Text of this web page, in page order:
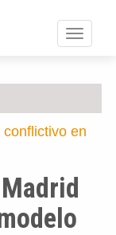
Toggle
en